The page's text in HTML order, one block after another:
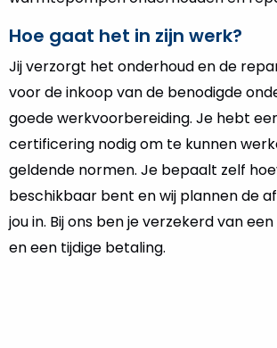
Hoe gaat het in zijn werk?
Jij verzorgt het onderhoud en de
voor de inkoop van de benodigde
goede werkvoorbereiding. Je hebt
certificering nodig om te kunnen
geldende normen. Je bepaalt zelf
beschikbaar bent en wij plannen de
jou in. Bij ons ben je verzekerd van
en een tijdige betaling.